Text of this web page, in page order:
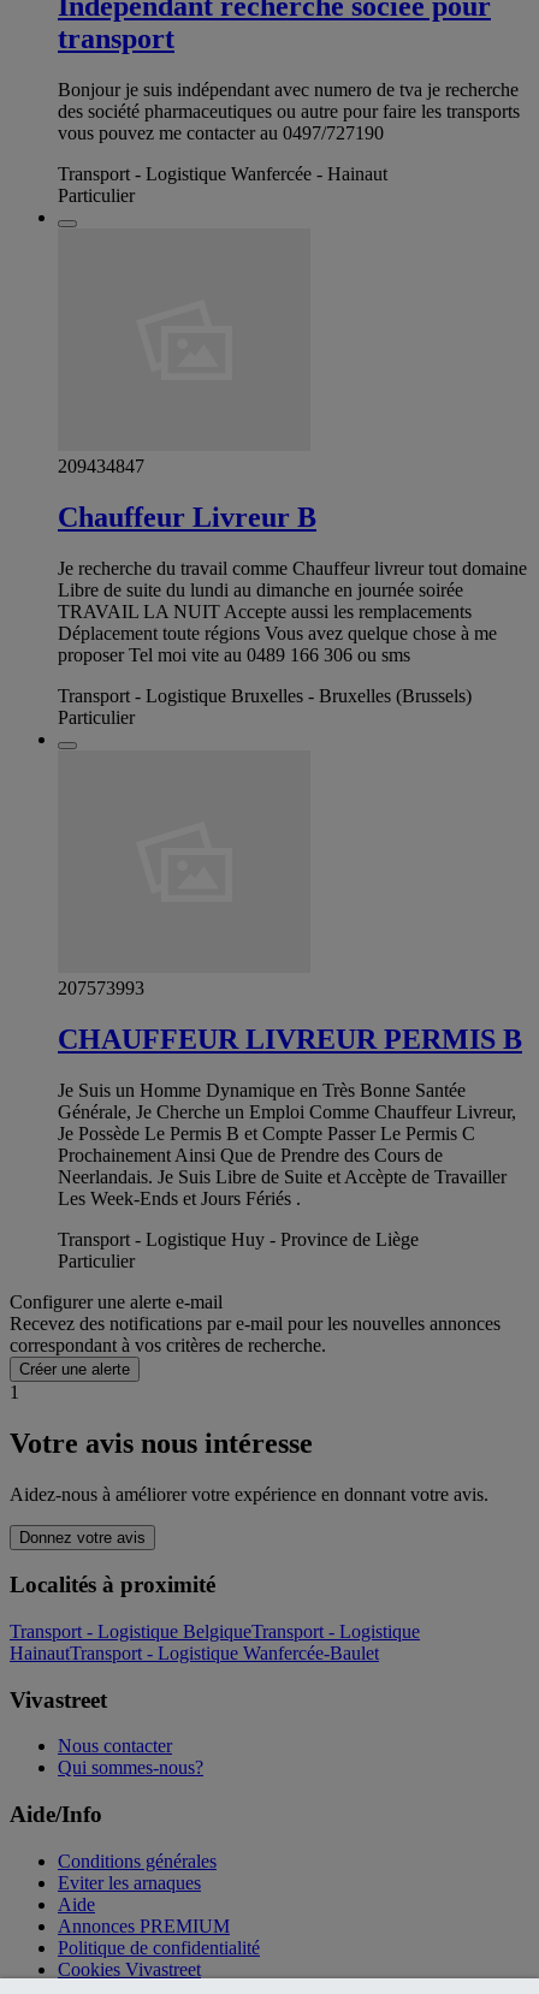
Indépendant recherche socieé pour
transport
Bonjour je suis indépendant avec numero de tva je recherche
des société pharmaceutiques ou autre pour faire les transports
vous pouvez me contacter au 0497/727190
Transport - Logistique Wanfercée - Hainaut
Particulier
209434847
Chauffeur Livreur B
Je recherche du travail comme Chauffeur livreur tout domaine
Libre de suite du lundi au dimanche en journée soirée
TRAVAIL LA NUIT Accepte aussi les remplacements
Déplacement toute régions Vous avez quelque chose à me
proposer Tel moi vite au 0489 166 306 ou sms
Transport - Logistique Bruxelles - Bruxelles (Brussels)
Particulier
207573993
CHAUFFEUR LIVREUR PERMIS B
Je Suis un Homme Dynamique en Très Bonne Santée
Générale, Je Cherche un Emploi Comme Chauffeur Livreur,
Je Possède Le Permis B et Compte Passer Le Permis C
Prochainement Ainsi Que de Prendre des Cours de
Neerlandais. Je Suis Libre de Suite et Accèpte de Travailler
Les Week-Ends et Jours Fériés .
Transport - Logistique Huy - Province de Liège
Particulier
Configurer une alerte e-mail
Recevez des notifications par e-mail pour les nouvelles annonces
correspondant à vos critères de recherche.
Créer une alerte
1
Votre avis nous intéresse
Aidez-nous à améliorer votre expérience en donnant votre avis.
Donnez votre avis
Localités à proximité
Transport - Logistique BelgiqueTransport - Logistique
HainautTransport - Logistique Wanfercée-Baulet
Vivastreet
Nous contacter
Qui sommes-nous?
Aide/Info
Conditions générales
Eviter les arnaques
Aide
Annonces PREMIUM
Politique de confidentialité
Cookies Vivastreet